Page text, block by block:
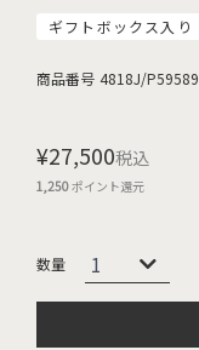
ギフトボックス入り
商品番号 4818J/P59589
¥27,500税込
1,250ポイント還元